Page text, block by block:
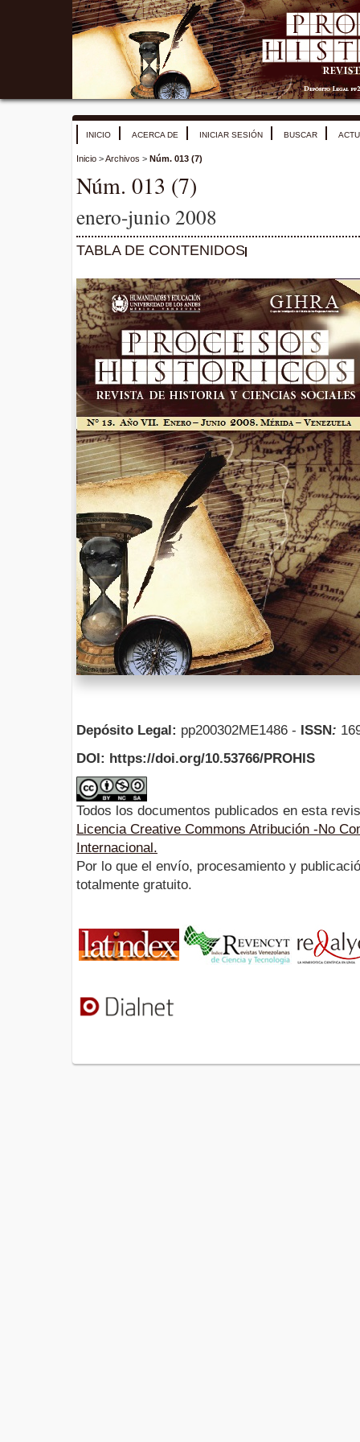
INICIO ACERCA DE INICIAR SESIÓN BUSCAR
Inicio >Archivos > Núm. 013 (7)
Núm. 013 (7)
enero-junio 2008
TABLA DE CONTENIDOS
Depósito Legal: pp200302ME1486 - ISSN:
DOI: https://doi.org/10.53766/PROHIS
Todos los documentos publicados en esta
Licencia Creative Commons Atribución -No
Internacional.
Por lo que el envío, procesamiento y
totalmente gratuito.